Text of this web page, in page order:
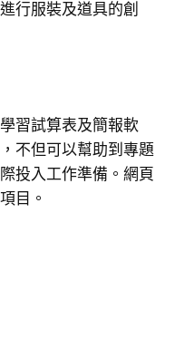
行服裝及道具的創
習試算表及簡報軟
不但可以幫助到專題
投入工作準備。網頁
目。